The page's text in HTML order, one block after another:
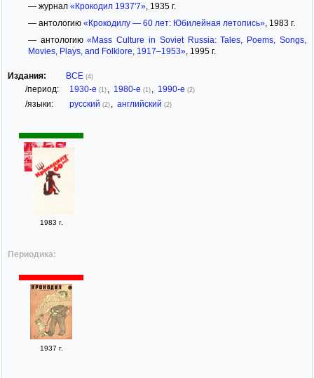
— журнал «Крокодил 1937'7», 1935 г.
— антологию «Крокодилу — 60 лет: Юбилейная летопись», 1983 г.
— антологию«Mass Culture in Soviet Russia: Tales, Poems, Songs,
Movies, Plays, and Folklore, 1917–1953», 1995 г.
Издания: ВСЕ (4)
/период: 1930-е (1) 1980-е (1) 1990-е (2)
/языки: русский (2) английский (2)
1983 г.
Периодика:
1937 г.